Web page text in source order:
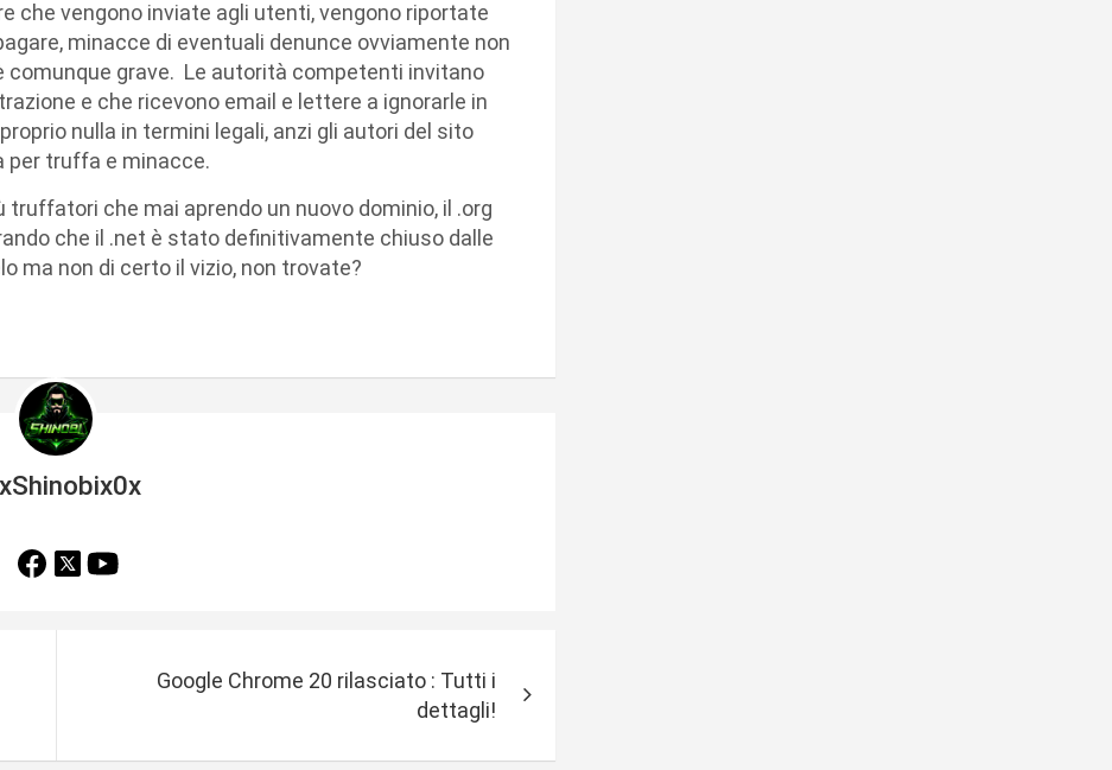
che vengono inviate agli utenti, vengono riportate
minacce di eventuali denunce ovviamente non
grave. Le autorità competenti invitano
e che ricevono email e lettere a ignorarle in
nulla in termini legali, anzi gli autori del sito
per truffa e minacce.
che mai aprendo un nuovo dominio, il .org
che il .net è stato definitivamente chiuso dalle
ma non di certo il vizio, non trovate?
Google Chrome 20 rilasciato : Tutti i
dettagli!